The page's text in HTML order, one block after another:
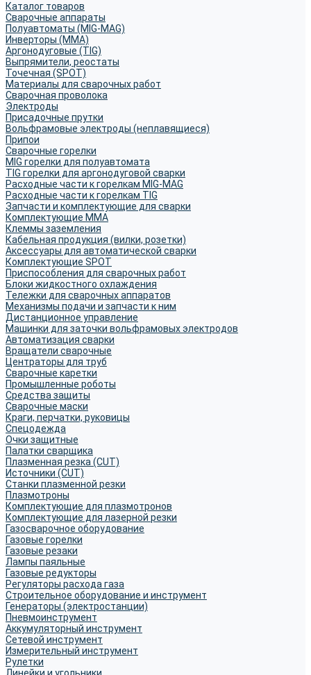
Каталог товаров
Сварочные аппараты
Полуавтоматы (MIG-MAG)
Инверторы (MMA)
Аргонодуговые (TIG)
Выпрямители, реостаты
Точечная (SPOT)
Материалы для сварочных работ
Сварочная проволока
Электроды
Присадочные прутки
Вольфрамовые электроды (неплавящиеся)
Припои
Сварочные горелки
MIG горелки для полуавтомата
TIG горелки для аргонодуговой сварки
Расходные части к горелкам MIG-MAG
Расходные части к горелкам TIG
Запчасти и комплектующие для сварки
Комплектующие ММА
Клеммы заземления
Кабельная продукция (вилки, розетки)
Аксессуары для автоматической сварки
Комплектующие SPOT
Приспособления для сварочных работ
Блоки жидкостного охлаждения
Тележки для сварочных аппаратов
Механизмы подачи и запчасти к ним
Дистанционное управление
Машинки для заточки вольфрамовых электродов
Автоматизация сварки
Вращатели сварочные
Центраторы для труб
Сварочные каретки
Промышленные роботы
Средства защиты
Сварочные маски
Краги, перчатки, руковицы
Спецодежда
Очки защитные
Палатки сварщика
Плазменная резка (CUT)
Источники (CUT)
Станки плазменной резки
Плазмотроны
Комплектующие для плазмотронов
Комплектующие для лазерной резки
Газосварочное оборудование
Газовые горелки
Газовые резаки
Лампы паяльные
Газовые редукторы
Регуляторы расхода газа
Строительное оборудование и инструмент
Генераторы (электростанции)
Пневмоинструмент
Аккумуляторный инструмент
Сетевой инструмент
Измерительный инструмент
Рулетки